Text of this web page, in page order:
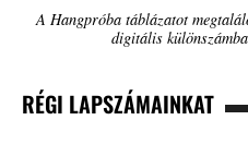
A Hangpróba táblázatot
digitális
RÉGI LAPSZÁMAINKAT